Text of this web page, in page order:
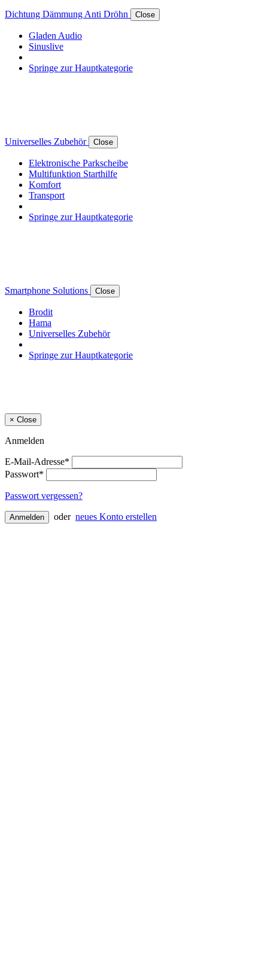
Dichtung Dämmung Anti Dröhn Close
Gladen Audio
Sinuslive
Springe zur Hauptkategorie
Universelles Zubehör Close
Elektronische Parkscheibe
Multifunktion Starthilfe
Komfort
Transport
Springe zur Hauptkategorie
Smartphone Solutions Close
Brodit
Hama
Universelles Zubehör
Springe zur Hauptkategorie
× Close
Anmelden
E-Mail-Adresse*
Passwort*
Passwort vergessen?
Anmelden oder neues Konto erstellen